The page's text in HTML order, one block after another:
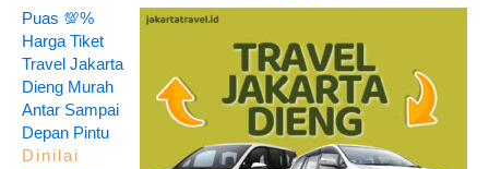
Puas 💯%
Harga Tiket
Travel Jakarta
Dieng Murah
Antar Sampai
Depan Pintu
Dinilai